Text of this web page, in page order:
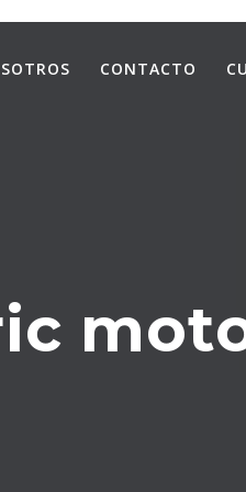
CONTACTO